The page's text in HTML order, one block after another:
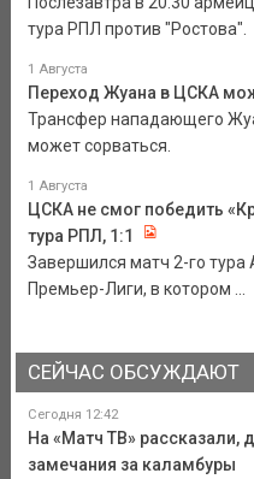
тура РПЛ против "Ростова".
1 Августа
Переход Жуана в ЦСКА
Трансфер нападающего
может сорваться.
1 Августа
ЦСКА не смог победить
тура РПЛ, 1:1
Завершился матч 2-го
Премьер-Лиги, в котором ...
СЕЙЧАС ОБСУЖДАЮТ
Сегодня 12:42
На «Матч ТВ»
замечания за каламбуры